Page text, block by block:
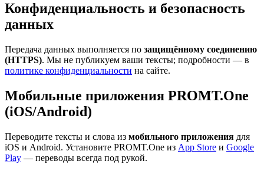
Конфиденциальность и безопасность
данных
Передача данных выполняется по защищённому соединению
(HTTPS). Мы не публикуем ваши тексты; подробности — в
политике конфиденциальности на сайте.
Мобильные приложения PROMT.One
(iOS/Android)
Переводите тексты и слова из мобильного приложения для
iOS и Android. Установите PROMT.One из App Store и Google
Play — переводы всегда под рукой.